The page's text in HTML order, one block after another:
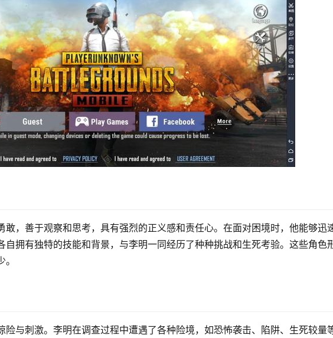
敢，善于观察和思考，具有强烈的正义感和责任心。在面对困境时，他能够迅
自拥有独特的技能和背景，与李明一同经历了种种挑战和生死考验。这些角色
与刺激。李明在调查过程中遭遇了各种险境，如恐怖袭击、陷阱、生死较量等